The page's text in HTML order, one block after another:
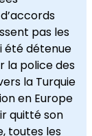
pas les
été détenue
la police des
la Turquie
en Europe
quitté son
toutes les